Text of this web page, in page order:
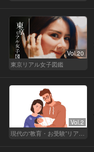
Vol.20
東京リアル女子図鑑
Vol.2
現代の“教育・お受験”リアルドキュメント